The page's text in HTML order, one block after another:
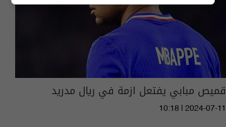
قميص مبابي يفتعل ازمة في ريال مدريد
10:18 | 2024-07-11